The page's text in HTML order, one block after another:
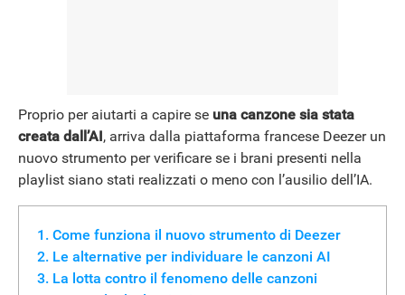
Proprio per aiutarti a capire se una canzone sia stata
creata dall’AI, arriva dalla piattaforma francese Deezer un
nuovo strumento per verificare se i brani presenti nella
playlist siano stati realizzati o meno con l’ausilio dell’IA.
Come funziona il nuovo strumento di Deezer
Le alternative per individuare le canzoni AI
La lotta contro il fenomeno delle canzoni